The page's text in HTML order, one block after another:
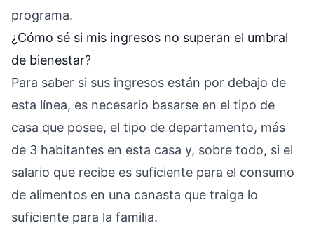
programa.
¿Cómo sé si mis ingresos no superan el umbral
de bienestar?
Para saber si sus ingresos están por debajo de
esta línea, es necesario basarse en el tipo de
casa que posee, el tipo de departamento, más
de 3 habitantes en esta casa y, sobre todo, si el
salario que recibe es suficiente para el consumo
de alimentos en una canasta que traiga lo
suficiente para la familia.